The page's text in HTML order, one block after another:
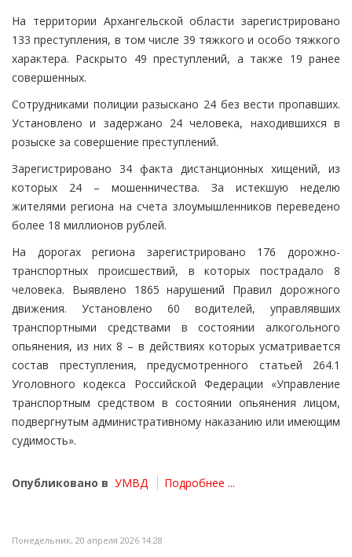
На территории Архангельской области зарегистрировано
133 преступления, в том числе 39 тяжкого и особо тяжкого
характера. Раскрыто 49 преступлений, а также 19 ранее
совершенных.
Сотрудниками полиции разыскано 24 без вести пропавших.
Установлено и задержано 24 человека, находившихся в
розыске за совершение преступлений.
Зарегистрировано 34 факта дистанционных хищений, из
которых 24 – мошенничества. За истекшую неделю
жителями региона на счета злоумышленников переведено
более 18 миллионов рублей.
На дорогах региона зарегистрировано 176 дорожно-
транспортных происшествий, в которых пострадало 8
человека. Выявлено 1865 нарушений Правил дорожного
движения. Установлено 60 водителей, управлявших
транспортными средствами в состоянии алкогольного
опьянения, из них 8 – в действиях которых усматривается
состав преступления, предусмотренного статьей 264.1
Уголовного кодекса Российской Федерации «Управление
транспортным средством в состоянии опьянения лицом,
подвергнутым административному наказанию или имеющим
судимость».
Опубликовано в УМВД Подробнее ...
Понедельник, 20 апреля 2026 14:28